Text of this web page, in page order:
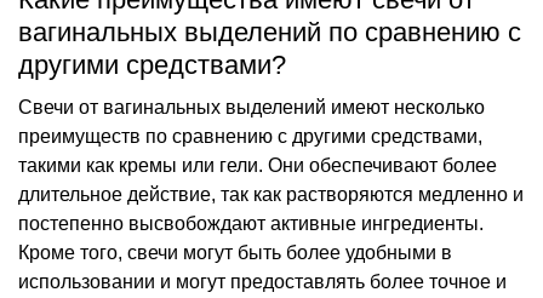
вагинальных выделений по сравнению с
другими средствами?
Свечи от вагинальных выделений имеют несколько
преимуществ по сравнению с другими средствами,
такими как кремы или гели. Они обеспечивают более
длительное действие, так как растворяются медленно и
постепенно высвобождают активные ингредиенты.
Кроме того, свечи могут быть более удобными в
использовании и могут предоставлять более точное и